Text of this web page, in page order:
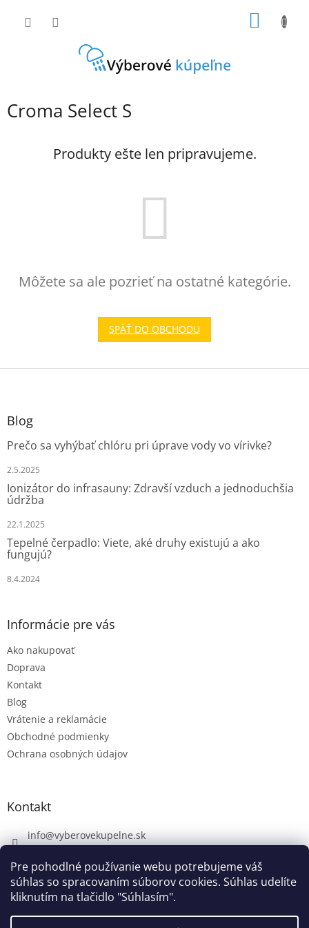
Pre pohodlné používanie webu potrebujeme váš
súhlas so spracovaním súborov cookies. Súhlas udelíte
kliknutím na tlačidlo "Súhlasím".
Croma Select S
Produkty ešte len pripravujeme.
Môžete sa ale pozrieť na ostatné kategórie.
SPÄŤ DO OBCHODU
Z
Blog
Prečo sa vyhýbať chlóru pri úprave vody vo vírivke?
2.5.2025
Ionizátor do infrasauny: Zdravší vzduch a jednoduchšia
údržba
22.1.2025
Tepelné čerpadlo: Viete, aké druhy existujú a ako
fungujú?
8.4.2024
Informácie pre vás
Ako nakupovať
Doprava
Kontakt
Blog
Vrátenie a reklamácie
Obchodné podmienky
Ochrana osobných údajov
Kontakt
info@vyberovekupelne.sk
https://www.facebook.com/vyberovekoupelny/